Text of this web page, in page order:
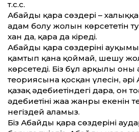
т.с.с.
Абайдың қара сөздері –
адам болу жолын көрсететін
хан да, қара да кіреді.
Абайдың қара сөздерінің
қамтып қана қоймай, шешу
көрсетеді. Біз бұл арқылы
теориясына қосқан үлесін, әрі
қазақ әдебиетіндегі дара, он
әдебиетінің жаңа жанры
негіздей аламыз.
Біз Абайдың қара сөздерінің